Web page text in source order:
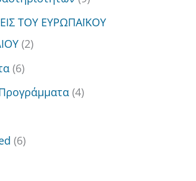
ΤΟΥ ΕΥΡΩΠΑΪΚΟΥ
(2)
(6)
(4)
(6)